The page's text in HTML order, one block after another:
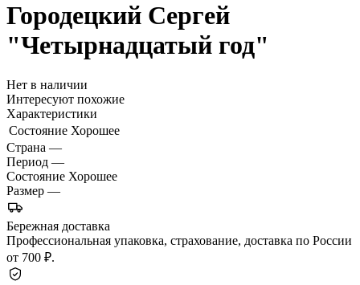
Городецкий Сергей
"Четырнадцатый год"
Нет в наличии
Интересуют похожие
Характеристики
Состояние Хорошее
Страна —
Период —
Состояние Хорошее
Размер —
Бережная доставка
Профессиональная упаковка, страхование, доставка по России
от 700 ₽.